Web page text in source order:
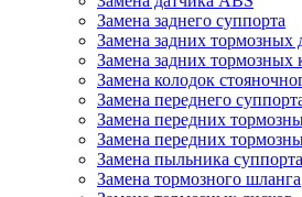
Замена заднего суппорта
Замена задних тормозных
Замена задних тормозных
Замена колодок
Замена переднего
Замена передних
Замена передних
Замена пыльника суппорта
Замена тормозного шланга